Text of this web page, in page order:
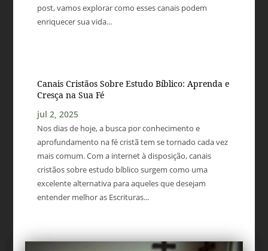
post, vamos explorar como esses canais podem
enriquecer sua vida...
Canais Cristãos Sobre Estudo Bíblico: Aprenda e
Cresça na Sua Fé
jul 2, 2025
Nos dias de hoje, a busca por conhecimento e
aprofundamento na fé cristã tem se tornado cada vez
mais comum. Com a internet à disposição, canais
cristãos sobre estudo bíblico surgem como uma
excelente alternativa para aqueles que desejam
entender melhor as Escrituras...